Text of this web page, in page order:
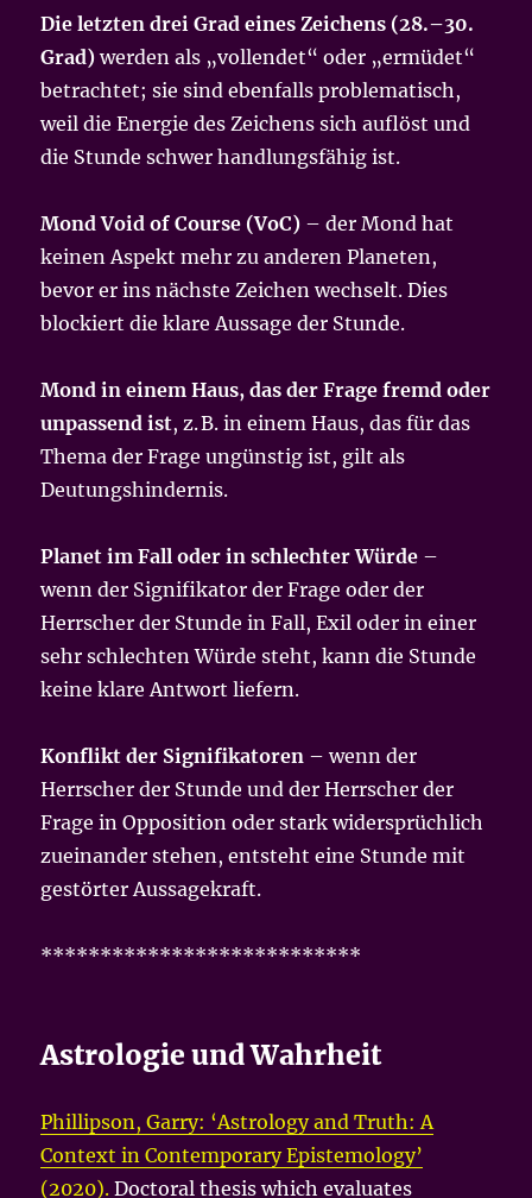
Die letzten drei Grad eines Zeichens (28.–30.
Grad)werden als „vollendet“ oder „ermüdet“
betrachtet; sie sind ebenfalls problematisch,
weil die Energie des Zeichens sich auflöst und
die Stunde schwer handlungsfähig ist.
Mond Void of Course (VoC) – der Mond hat
keinen Aspekt mehr zu anderen Planeten,
bevor er ins nächste Zeichen wechselt. Dies
blockiert die klare Aussage der Stunde.
Mond in einem Haus, das der Frage fremd oder
unpassend ist, z. B. in einem Haus, das für das
Thema der Frage ungünstig ist, gilt als
Deutungshindernis.
Planet im Fall oder in schlechter Würde –
wenn der Signifikator der Frage oder der
Herrscher der Stunde in Fall, Exil oder in einer
sehr schlechten Würde steht, kann die Stunde
keine klare Antwort liefern.
Konflikt der Signifikatoren – wenn der
Herrscher der Stunde und der Herrscher der
Frage in Opposition oder stark widersprüchlich
zueinander stehen, entsteht eine Stunde mit
gestörter Aussagekraft.
***************************
Astrologie und Wahrheit
Phillipson, Garry: ‘Astrology and Truth: A
Context in Contemporary Epistemology’
(2020).Doctoral thesis which evaluates